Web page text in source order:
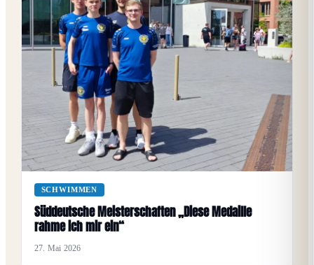
SCHWIMMEN
Süddeutsche Meisterschaften „Diese Medaille
rahme ich mir ein“
27. Mai 2026